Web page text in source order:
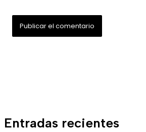
Entradas recientes